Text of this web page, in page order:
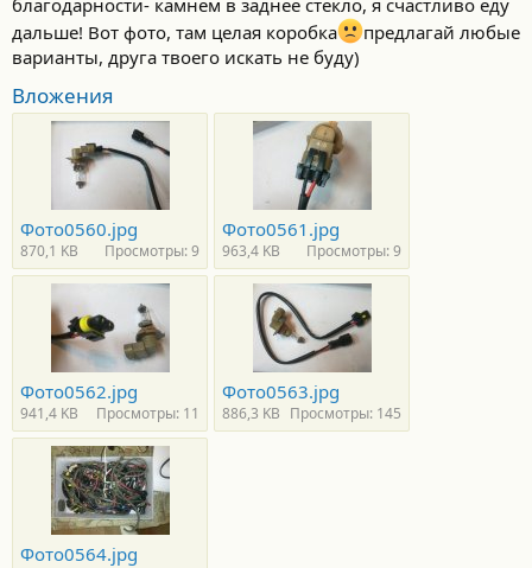
благодарности- камнем в заднее стекло, я счастливо еду
дальше! Вот фото, там целая коробка
предлагай любые
варианты, друга твоего искать не буду)
Вложения
Фото0560.jpg
870,1 KB Просмотры: 9
Фото0561.jpg
963,4 KB Просмотры: 9
Фото0562.jpg
941,4 KB Просмотры: 11
Фото0563.jpg
886,3 KB Просмотры: 145
Фото0564.jpg